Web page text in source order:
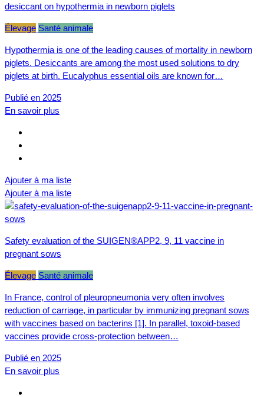
desiccant on hypothermia in newborn piglets
Élevage Santé animale
Hypothermia is one of the leading causes of mortality in newborn
piglets. Desiccants are among the most used solutions to dry
piglets at birth. Eucalyphus essential oils are known for…
Publié en 2025
En savoir plus
Ajouter à ma liste
Ajouter à ma liste
Safety evaluation of the SUIGEN®APP2, 9, 11 vaccine in
pregnant sows
Élevage Santé animale
In France, control of pleuropneumonia very often involves
reduction of carriage, in particular by immunizing pregnant sows
with vaccines based on bacterins [1]. In parallel, toxoid-based
vaccines provide cross-protection between…
Publié en 2025
En savoir plus